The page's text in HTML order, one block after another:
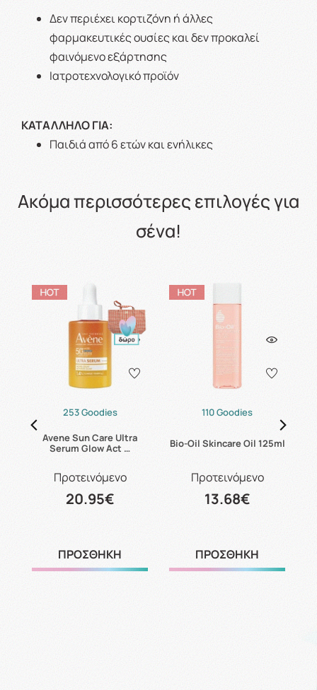
Δεν περιέχει κορτιζόνη ή άλλες
φαρμακευτικές ουσίες και δεν προκαλεί
φαινόμενο εξάρτησης
Ιατροτεχνολογικό προϊόν
ΚΑΤΑΛΛΗΛΟ ΓΙΑ:
Παιδιά από 6 ετών και ενήλικες
Ακόμα περισσότερες επιλογές για
σένα!
253 Goodies
Avene Sun Care Ultra
Serum Glow Act …
Προτεινόμενο
20.95€
ΠΡΟΣΘΗΚΗ
110 Goodies
Bio-Oil Skincare Oil 125ml
Προτεινόμενο
13.68€
ΠΡΟΣΘΗΚΗ